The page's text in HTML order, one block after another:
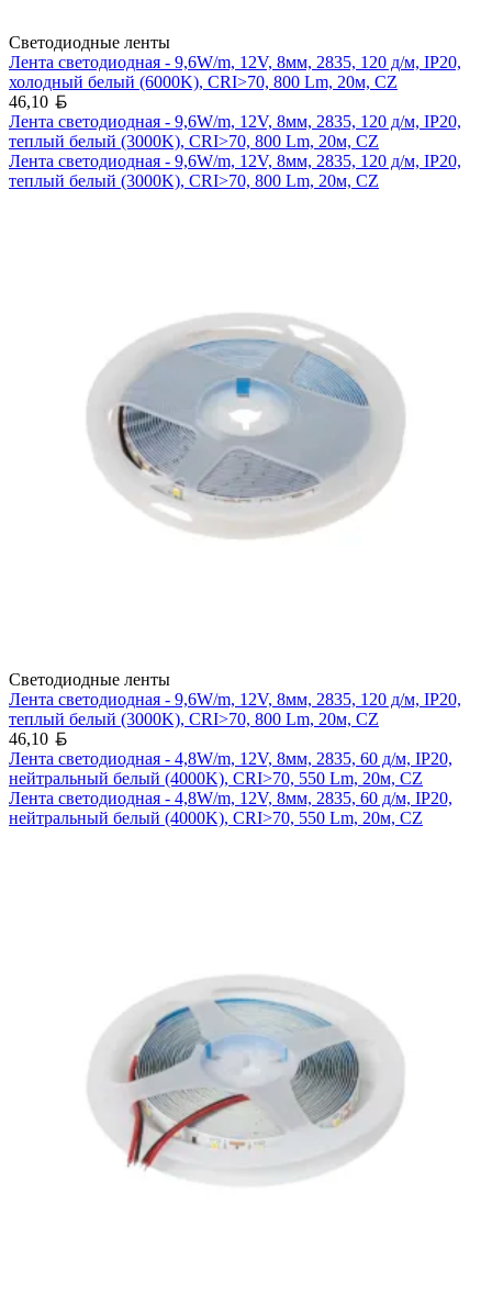
Светодиодные ленты
Лента светодиодная - 9,6W/m, 12V, 8мм, 2835, 120 д/м, IP20,
холодный белый (6000K), CRI>70, 800 Lm, 20м, CZ
46,10
Лента светодиодная - 9,6W/m, 12V, 8мм, 2835, 120 д/м, IP20,
теплый белый (3000K), CRI>70, 800 Lm, 20м, CZ
Лента светодиодная - 9,6W/m, 12V, 8мм, 2835, 120 д/м, IP20,
теплый белый (3000K), CRI>70, 800 Lm, 20м, CZ
Светодиодные ленты
Лента светодиодная - 9,6W/m, 12V, 8мм, 2835, 120 д/м, IP20,
теплый белый (3000K), CRI>70, 800 Lm, 20м, CZ
46,10
Лента светодиодная - 4,8W/m, 12V, 8мм, 2835, 60 д/м, IP20,
нейтральный белый (4000K), CRI>70, 550 Lm, 20м, CZ
Лента светодиодная - 4,8W/m, 12V, 8мм, 2835, 60 д/м, IP20,
нейтральный белый (4000K), CRI>70, 550 Lm, 20м, CZ